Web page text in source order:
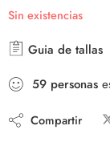
Sin existencias
Guia de tallas
59 personas
Compartir